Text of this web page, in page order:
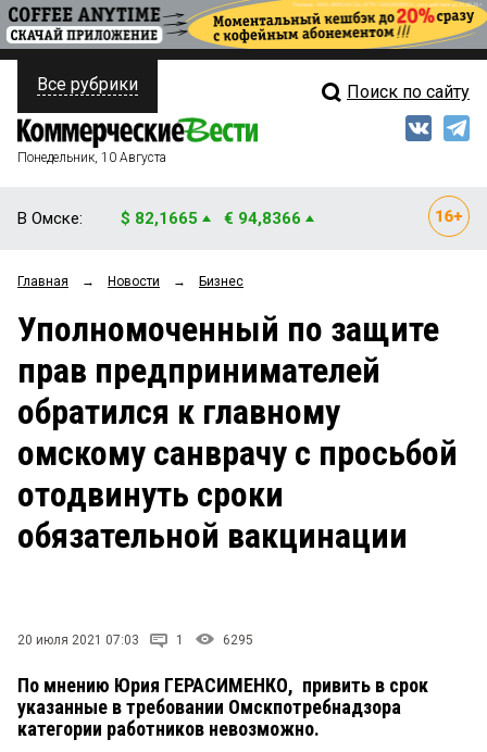
ПОЛИТИКА
ФИНАНСЫ
ОБЩЕСТВО
ЗАКОН
НОВОСТИ КОМПАНИЙ
СТИЛЬ ЖИЗНИ
Свежий выпуск
Рейтинги
Блоги
Архив
Все рубрики Поиск по сайту
Понедельник, 10 Августа
В Омске: $ 82,1665 € 94,8366
Главная → Новости → Бизнес
Уполномоченный по защите
прав предпринимателей
обратился к главному
омскому санврачу с просьбой
отодвинуть сроки
обязательной вакцинации
20 июля 2021 07:03 1 6295
По мнению Юрия ГЕРАСИМЕНКО, привить в срок
указанные в требовании Омскпотребнадзора
категории работников невозможно.